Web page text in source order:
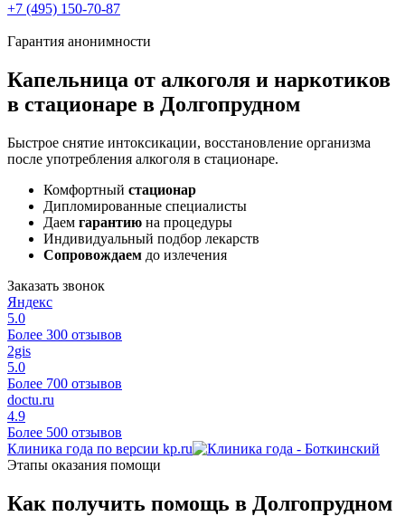
+7 (495) 150-70-87
Гарантия анонимности
Капельница от алкоголя и наркотиков
в стационаре в Долгопрудном
Быстрое снятие интоксикации, восстановление организма
после употребления алкоголя в стационаре.
Комфортный стационар
Дипломированные специалисты
Даем гарантию на процедуры
Индивидуальный подбор лекарств
Сопровождаем до излечения
Заказать звонок
Яндекс
5.0
Более 300 отзывов
2gis
5.0
Более 700 отзывов
doctu.ru
4.9
Более 500 отзывов
Клиника года по версии kp.ru
Этапы оказания помощи
Как получить помощь в Долгопрудном